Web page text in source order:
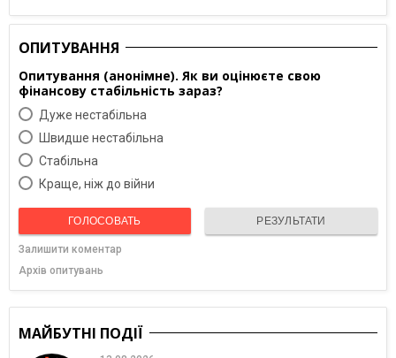
ОПИТУВАННЯ
Опитування (анонімне). Як ви оцінюєте свою
фінансову стабільність зараз?
Дуже нестабільна
Швидше нестабільна
Cтабільна
Краще, ніж до війни
ГОЛОСОВАТЬ РЕЗУЛЬТАТИ
Залишити коментар
Архів опитувань
МАЙБУТНІ ПОДІЇ